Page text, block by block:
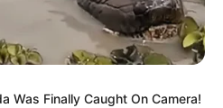
Was Finally Caught On Camera!